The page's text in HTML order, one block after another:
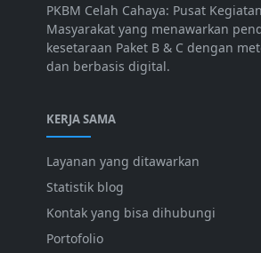
PKBM Celah Cahaya: Pusat
Masyarakat yang menawarkan
kesetaraan Paket B & C dengan
dan berbasis digital.
KERJA SAMA
Layanan yang ditawarkan
Statistik blog
Kontak yang bisa dihubungi
Portofolio